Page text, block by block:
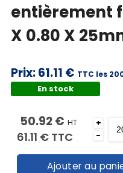
entièrement
X 0.80 X
Prix:61.11 € TTC les
En stock
50.92 € HT
61.11 € TTC
+
-
Ajouter au